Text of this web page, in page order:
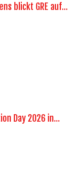
blickt GRE auf...
Day 2026 in...